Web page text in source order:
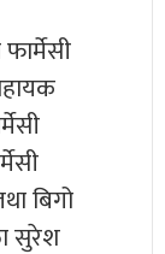
बिगो
सुरेश